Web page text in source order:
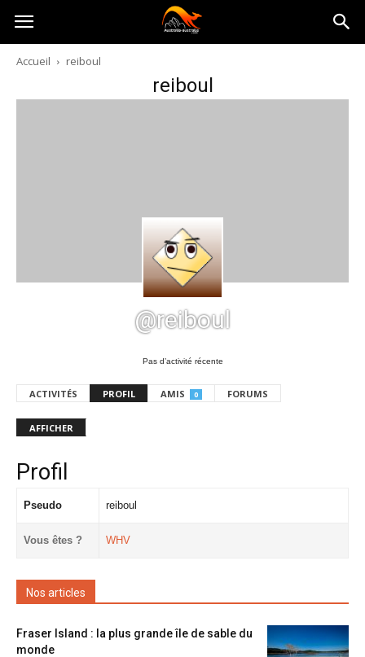
Australia-
australie.com
Accueil reiboul
reiboul
@reiboul
Pas d’activité récente
ACTIVITÉS PROFIL AMIS 0 FORUMS
AFFICHER
Profil
Pseudo reiboul
Vous êtes ? WHV
Nos articles
Fraser Island : la plus grande île de sable du
monde